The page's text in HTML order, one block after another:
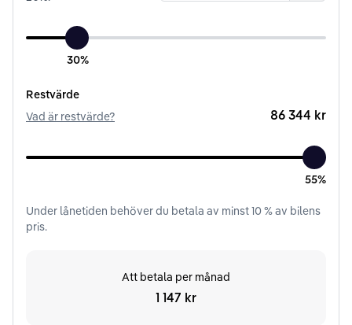
30%
Restvärde
Vad är restvärde?
86 344 kr
55%
Under lånetiden behöver du betala av minst10% av bilens
pris.
Att betala per månad
1 147 kr